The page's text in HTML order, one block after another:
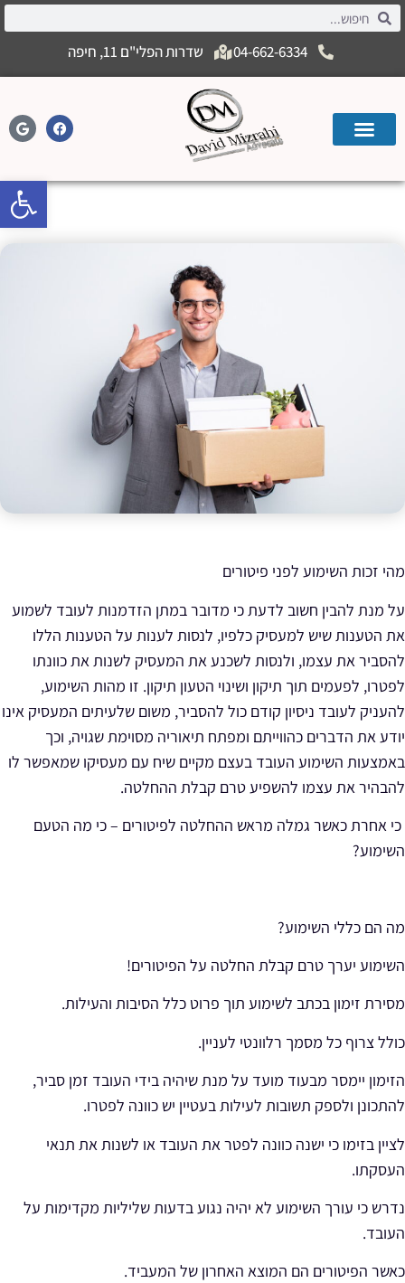
04-662-6334 שדרות הפלי"ם 11, חיפה
מהי זכות השימוע לפני פיטורים
על מנת להבין חשוב לדעת כי מדובר במתן הזדמנות לעובד לשמוע
את הטענות שיש למעסיק כלפיו, לנסות לענות על הטענות הללו
להסביר את עצמו, ולנסות לשכנע את המעסיק לשנות את כוונתו
לפטרו, לפעמים תוך תיקון ושינוי הטעון תיקון. זו מהות השימוע,
להעניק לעובד ניסיון קודם כול להסביר, משום שלעיתים המעסיק אינו
יודע את הדברים כהווייתם ומפתח תיאוריה מסוימת שגויה, וכך
באמצעות השימוע העובד בעצם מקיים שיח עם מעסיקו שמאפשר לו
להבהיר את עצמו להשפיע טרם קבלת ההחלטה.
כי אחרת כאשר גמלה מראש ההחלטה לפיטורים – כי מה הטעם
השימוע?
מה הם כללי השימוע?
השימוע יערך טרם קבלת החלטה על הפיטורים!
מסירת זימון בכתב לשימוע תוך פרוט כלל הסיבות והעילות.
כולל צרוף כל מסמך רלוונטי לעניין.
הזימון יימסר מבעוד מועד על מנת שיהיה בידי העובד זמן סביר,
להתכונן ולספק תשובות לעילות בעטיין יש כוונה לפטרו.
לציין בזימו כי ישנה כוונה לפטר את העובד או לשנות את תנאי
העסקתו.
נדרש כי עורך השימוע לא יהיה נגוע בדעות שליליות מקדימות על
העובד.
כאשר הפיטורים הם המוצא האחרון של המעביד.